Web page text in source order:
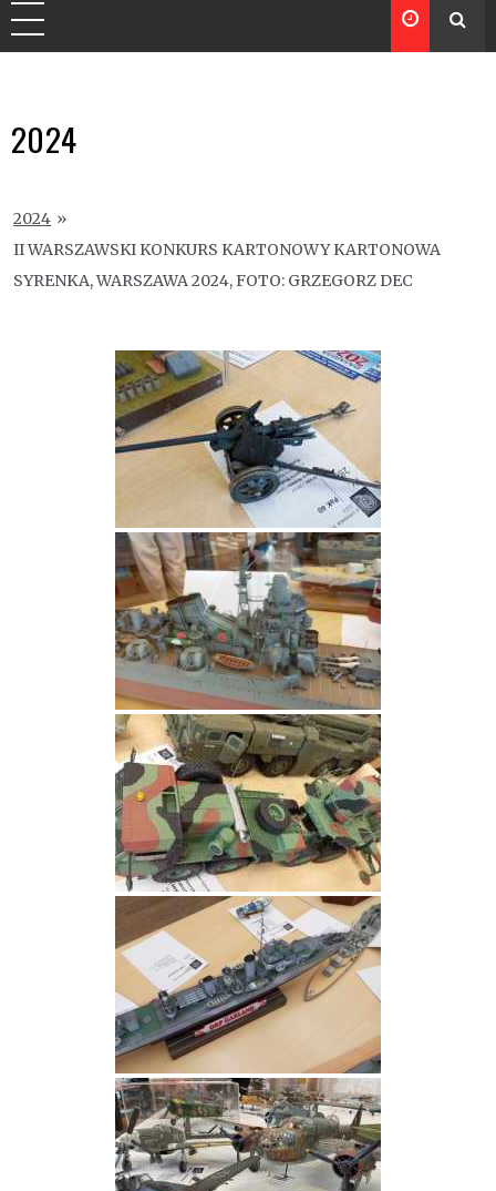
2024
2024 »
II WARSZAWSKI KONKURS KARTONOWY KARTONOWA
SYRENKA, WARSZAWA 2024, FOTO: GRZEGORZ DEC